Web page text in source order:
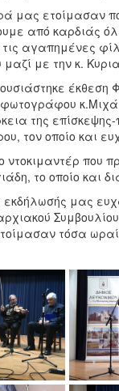
ετοίμασαν
από καρδιάς
αγαπημένες
με την κ.
της
τον οποίο και
που
το οποίο και
εκδήλωσής μας
τόσα